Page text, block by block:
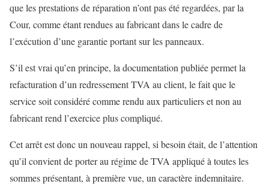
que les prestations de réparation n’ont pas été regardées, par la
Cour, comme étant rendues au fabricant dans le cadre de
l’exécution d’une garantie portant sur les panneaux.
S’il est vrai qu’en principe, la documentation publiée permet la
refacturation d’un redressement TVA au client, le fait que le
service soit considéré comme rendu aux particuliers et non au
fabricant rend l’exercice plus compliqué.
Cet arrêt est donc un nouveau rappel, si besoin était, de l’attention
qu’il convient de porter au régime de TVA appliqué à toutes les
sommes présentant, à première vue, un caractère indemnitaire.